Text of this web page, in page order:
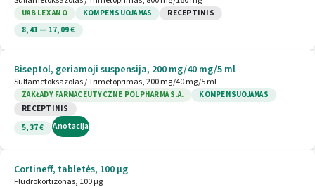
UAB LEX ANO KOMPENSUOJAMAS
RECEPTINIS
8,41 — 17,09 €
Biseptol, geriamoji suspensija, 200 mg/40 mg/5 ml
Sulfametoksazolas / Trimetoprimas, 200 mg/40 mg/5 ml
ZAKŁADY FARMACEUTYCZNE POLPHARMA S.A.
KOMPENSUOJAMAS
RECEPTINIS
5,37 €
Anotacija
Cortineff, tabletės, 100 µg
Fludrokortizonas, 100 µg